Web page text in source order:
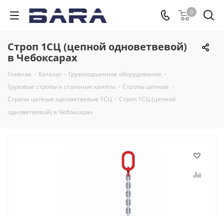
0
Строп 1СЦ (цепной одноветвевой)
в Чебоксарах
Главная - Каталог - Грузоподъемное оборудование -
Грузовые стропы и стальные канаты - Стропы цепные -
Стропы цепные одноветвевые 1СЦ - Строп 1СЦ (цепной
одноветвевой) в Чебоксарах